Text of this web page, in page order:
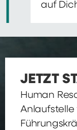
auf
JETZT
Human
Anlaufstelle